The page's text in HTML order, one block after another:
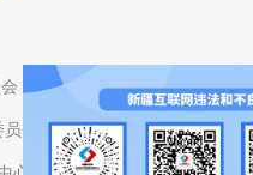
（头屯河区人民政府）办公室
会（头屯河区人民政府）电子